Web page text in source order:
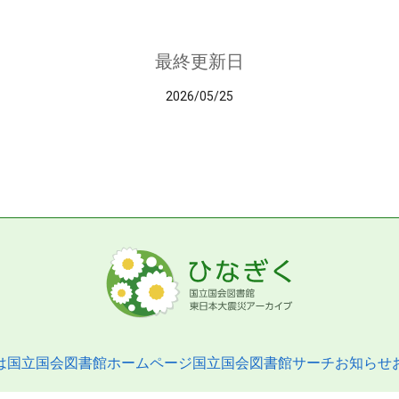
最終更新日
2026/05/25
国立国会図書館ホームページ国立国会図書館サーチお知らせ